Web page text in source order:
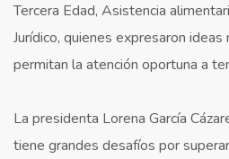
Tercera Edad, Asistencia
Jurídico, quienes expresaron
permitan la atención oportuna a
La presidenta Lorena García
tiene grandes desafíos por